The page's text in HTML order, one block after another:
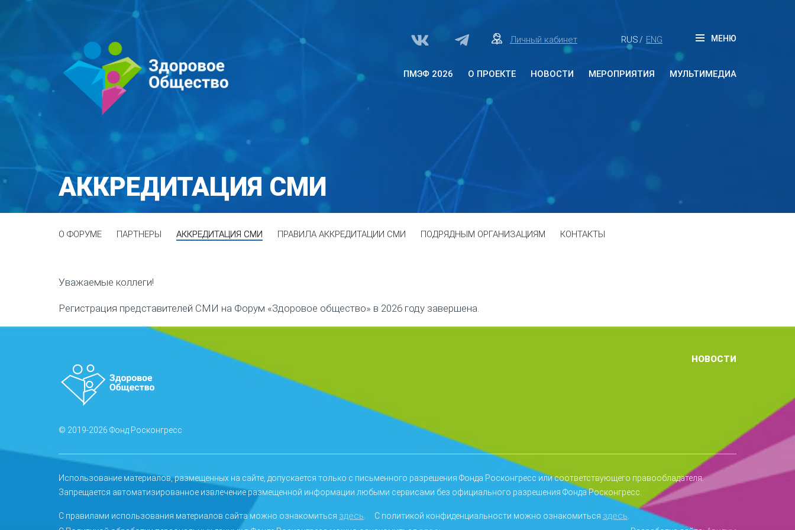
Личный кабинет RUS / ENG МЕНЮ
ПМЭФ 2026
О проекте «Здоровое
Архитектура программы
Программа
Партнеры
О ПРОЕКТЕ НОВОСТИ МЕРОПРИЯТИЯ
Прошедшие мероприятия
МУЛЬТИМЕДИА
АККРЕДИТАЦИЯ СМИ
О ФОРУМЕ ПАРТНЕРЫ АККРЕДИТАЦИЯ СМИ ПРАВИЛА АККРЕДИТАЦИИ СМИ ПОДРЯДНЫМ ОРГАНИЗАЦИЯМ КОНТАКТЫ
Уважаемые коллеги!
Регистрация представителей СМИ на Форум «Здоровое общество» в 2026 году завершена.
© 2019-2026 Фонд Росконгресс
НОВОСТИ
Использование материалов, размещенных на сайте, допускается только с письменного разрешения Фонда Росконгресс или соответствующего правообладателя.
Запрещается автоматизированное извлечение размещенной информации любыми сервисами без официального разрешения Фонда Росконгресс.
С правилами использования материалов сайта можно ознакомиться здесь С политикой конфиденциальности можно ознакомиться здесь